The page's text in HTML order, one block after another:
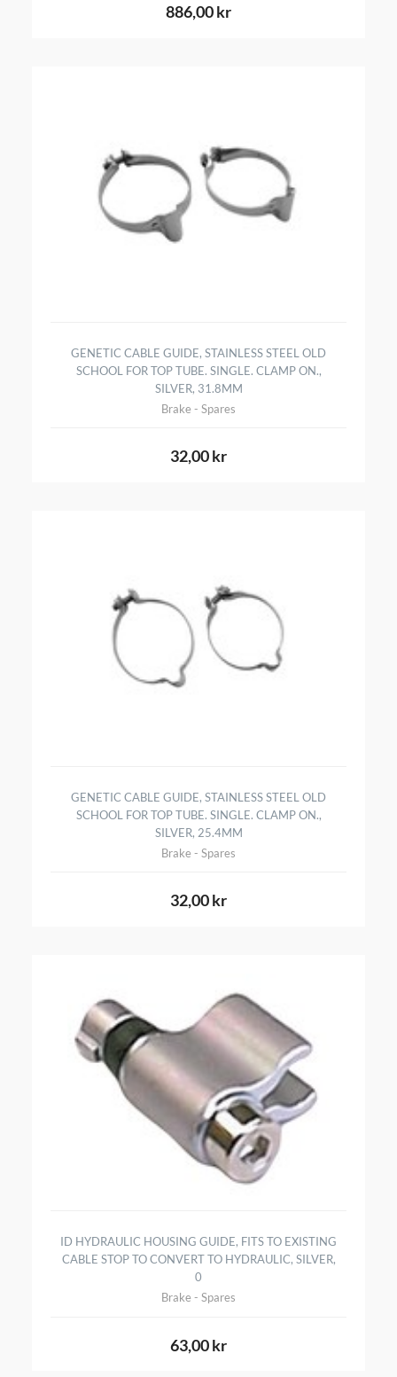
886,00 kr
GENETIC CABLE GUIDE, STAINLESS STEEL OLD
SCHOOL FOR TOP TUBE. SINGLE. CLAMP ON.,
SILVER, 31.8MM
Brake - Spares
32,00 kr
GENETIC CABLE GUIDE, STAINLESS STEEL OLD
SCHOOL FOR TOP TUBE. SINGLE. CLAMP ON.,
SILVER, 25.4MM
Brake - Spares
32,00 kr
ID HYDRAULIC HOUSING GUIDE, FITS TO EXISTING
CABLE STOP TO CONVERT TO HYDRAULIC, SILVER,
0
Brake - Spares
63,00 kr